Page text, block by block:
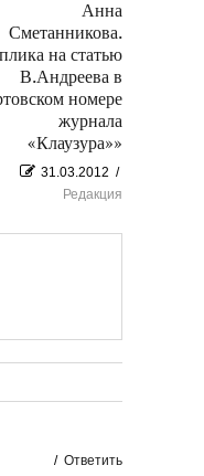
Анна
Сметанникова.
на статью
В.Андреева в
номере
журнала
«Клаузура»»
31.03.2012 /
Редакция
/ Ответить